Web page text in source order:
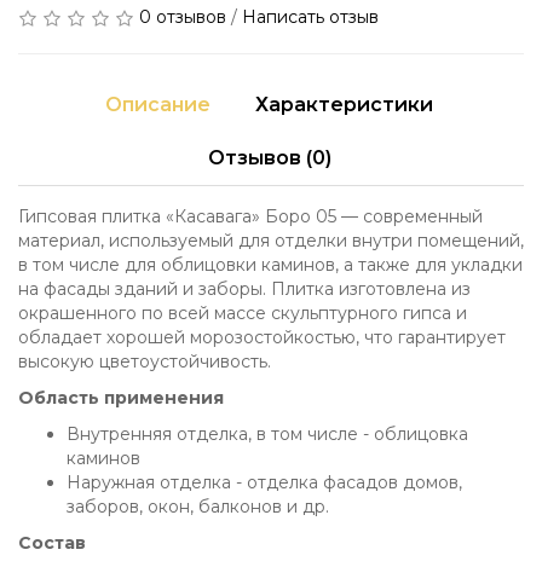
0 отзывов / Написать отзыв
Описание Характеристики
Отзывов (0)
Гипсовая плитка «Касавага» Боро 05 — современный
материал, используемый для отделки внутри помещений,
в том числе для облицовки каминов, а также для укладки
на фасады зданий и заборы. Плитка изготовлена из
окрашенного по всей массе скульптурного гипса и
обладает хорошей морозостойкостью, что гарантирует
высокую цветоустойчивость.
Область применения
Внутренняя отделка, в том числе - облицовка
каминов
Наружная отделка - отделка фасадов домов,
заборов, окон, балконов и др.
Состав